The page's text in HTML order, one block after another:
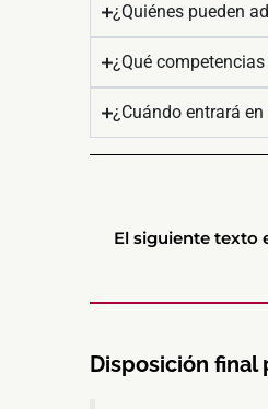
¿Quiénes pueden
¿Qué
¿Cuándo entrará
El siguiente texto
Disposición